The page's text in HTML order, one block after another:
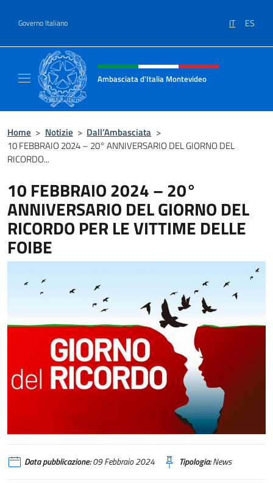
Governo Italiano IT ES
Intestazione sito, social e menù
Ambasciata d'Italia Montevideo
Home > Notizie > Dall’Ambasciata >
10 FEBBRAIO 2024 – 20° ANNIVERSARIO DEL GIORNO DEL
RICORDO...
10 FEBBRAIO 2024 – 20°
ANNIVERSARIO DEL GIORNO DEL
RICORDO PER LE VITTIME DELLE
FOIBE
Data pubblicazione:09 Febbraio 2024 Tipologia:News